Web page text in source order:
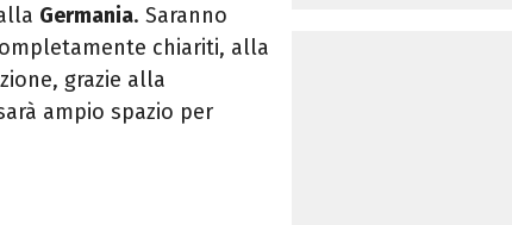
Germania. Saranno
chiariti, alla
grazie alla
ampio spazio per